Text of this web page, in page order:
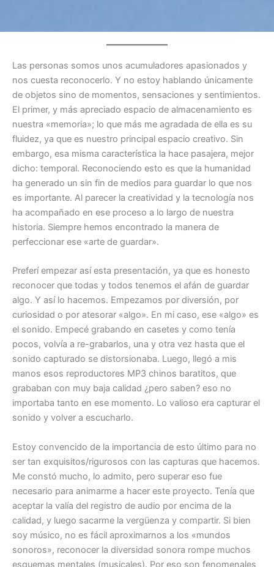
Las personas somos unos acumuladores apasionados y
nos cuesta reconocerlo. Y no estoy hablando únicamente
de objetos sino de momentos, sensaciones y sentimientos.
El primer, y más apreciado espacio de almacenamiento es
nuestra «memoria»; lo que más me agradada de ella es su
fluidez, ya que es nuestro principal espacio creativo. Sin
embargo, esa misma característica la hace pasajera, mejor
dicho: temporal. Reconociendo esto es que la humanidad
ha generado un sin fin de medios para guardar lo que nos
es importante. Al parecer la creatividad y la tecnología nos
ha acompañado en ese proceso a lo largo de nuestra
historia. Siempre hemos encontrado la manera de
perfeccionar ese «arte de guardar».
Preferí empezar así esta presentación, ya que es honesto
reconocer que todas y todos tenemos el afán de guardar
algo. Y así lo hacemos. Empezamos por diversión, por
curiosidad o por atesorar «algo». En mi caso, ese «algo» es
el sonido. Empecé grabando en casetes y como tenía
pocos, volvía a re-grabarlos, una y otra vez hasta que el
sonido capturado se distorsionaba. Luego, llegó a mis
manos esos reproductores MP3 chinos baratitos, que
grababan con muy baja calidad ¿pero saben? eso no
importaba tanto en ese momento. Lo valioso era capturar el
sonido y volver a escucharlo.
Estoy convencido de la importancia de esto último para no
ser tan exquisitos/rigurosos con las capturas que hacemos.
Me constó mucho, lo admito, pero superar eso fue
necesario para animarme a hacer este proyecto. Tenía que
aceptar la valía del registro de audio por encima de la
calidad, y luego sacarme la vergüenza y compartir. Si bien
soy músico, no es fácil aproximarnos a los «mundos
sonoros», reconocer la diversidad sonora rompe muchos
esquemas mentales (musicales). Por eso son fenomenales